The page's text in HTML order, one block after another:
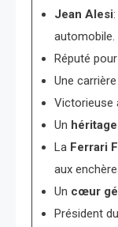
Jean Alesi
automobile.
Réputé
Une
Victorieuse
Un héritage
La Ferrari
aux
Un cœur
Président du